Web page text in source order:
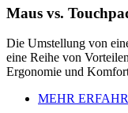
Maus vs.
Die Umstellung von
eine Reihe von
Ergonomie und
MEHR